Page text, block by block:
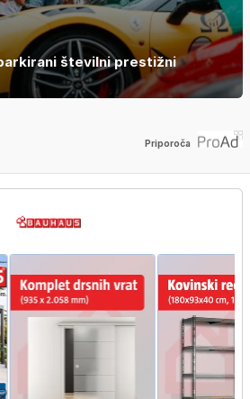
številni prestižni
Priporoča